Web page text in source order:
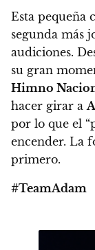
Esta pequeña
segunda más
audiciones.
su gran
Himno
hacer girar a
por lo que el
encender. La
primero.
#TeamAdam